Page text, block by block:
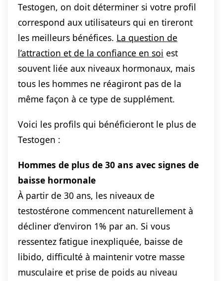
Testogen, on doit déterminer si votre profil
correspond aux utilisateurs qui en tireront
les meilleurs bénéfices. La question de
l’attraction et de la confiance en soi est
souvent liée aux niveaux hormonaux, mais
tous les hommes ne réagiront pas de la
même façon à ce type de supplément.
Voici les profils qui bénéficieront le plus de
Testogen :
Hommes de plus de 30 ans avec signes de
baisse hormonale
À partir de 30 ans, les niveaux de
testostérone commencent naturellement à
décliner d’environ 1% par an. Si vous
ressentez fatigue inexpliquée, baisse de
libido, difficulté à maintenir votre masse
musculaire et prise de poids au niveau